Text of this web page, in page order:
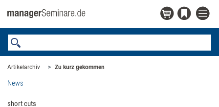
Artikelarchiv Zu kurz gekommen
News
short cuts